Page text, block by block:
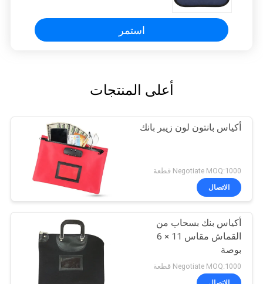
استمر
أعلى المنتجات
أكياس بانتون لون زيبر بانك
Negotiate MOQ:1000 قطعة
الاتصال
أكياس بنك بسحاب من
القماش مقاس 11 × 6
بوصة
Negotiate MOQ:1000 قطعة